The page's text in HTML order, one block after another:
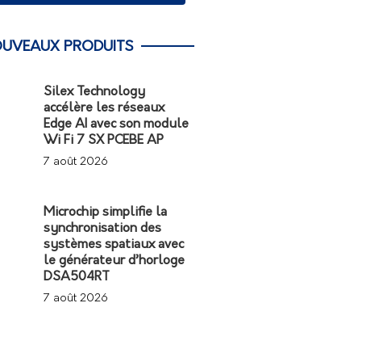
PRODUITS
Silex Technology
accélère les réseaux
Edge AI avec son module
Wi Fi 7 SX PCEBE AP
7 août 2026
Microchip simplifie la
synchronisation des
systèmes spatiaux avec
le générateur d’horloge
DSA504RT
7 août 2026